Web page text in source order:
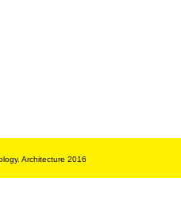
Architecture 2016